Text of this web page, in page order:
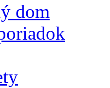
dom